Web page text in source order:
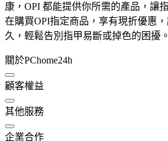
康，OPI 都能提供你所需的產品，讓
在購買OPI指定商品，享有現折優惠
久，輕鬆告別指甲易斷或掉色的困擾。
關於PChome24h
顧客權益
其他服務
企業合作